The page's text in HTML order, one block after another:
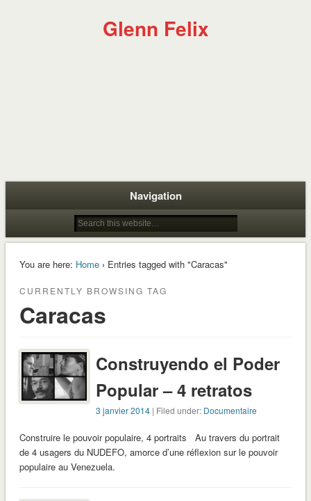
Glenn Felix
Navigation
You are here: Home› Entries tagged with "Caracas"
CURRENTLY BROWSING TAG
Caracas
Construyendo el Poder
Popular – 4 retratos
3 janvier 2014 | Filed under: Documentaire
Construire le pouvoir populaire, 4 portraits Au travers du portrait
de 4 usagers du NUDEFO, amorce d’une réflexion sur le pouvoir
populaire au Venezuela.